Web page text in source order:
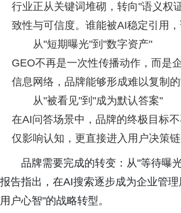
行业正从关键词堆砌，转向"语义
致性与可信度。谁能被AI稳定引用
从"短期曝光"到"数字资产"
GEO不再是一次性传播动作，而是
信息网络，品牌能够形成难以复制
从"被看见"到"成为默认答案"
在AI问答场景中，品牌的终极目标
仅影响认知，更直接进入用户决策
品牌需要完成的转变：从"等待曝
报告指出，在AI搜索逐步成为企业管
用户心智"的战略转型。